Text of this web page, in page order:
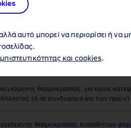
αυτό μπορεί να περιορίσει ή να
και cookies.
θερμοκρασίας, για κρύα,
(ή σε συνδυασμό και των τριών)
θερμοκρασίας ευαίσθητων